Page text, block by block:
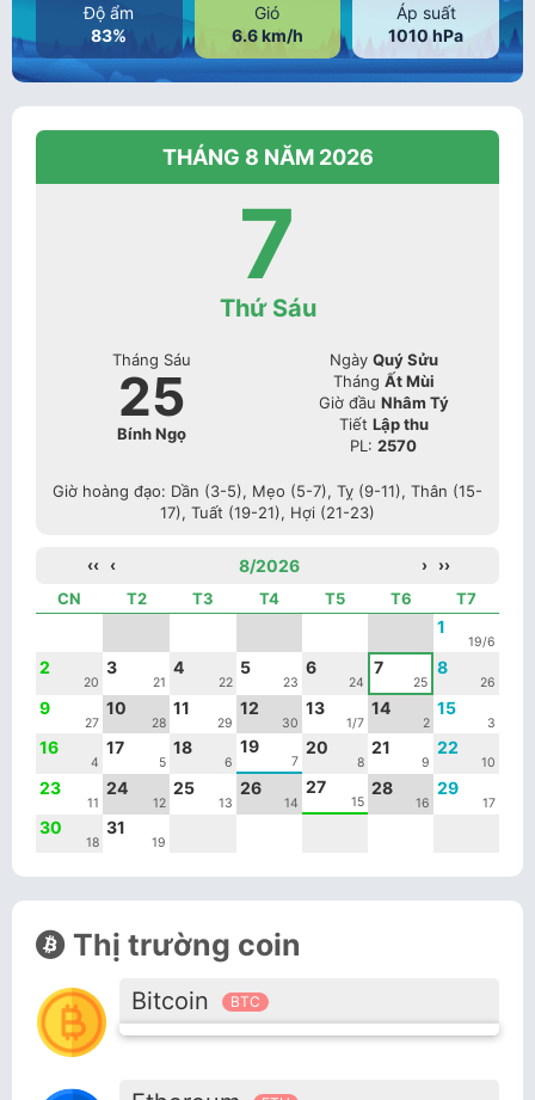
Độ ẩm
83%
Gió
6.6 km/h
Áp suất
1010 hPa
THÁNG 8 NĂM 2026
7
Thứ Sáu
Tháng Sáu
25
Bính Ngọ
Ngày Quý Sửu
Tháng Ất Mùi
Giờ đầu Nhâm Tý
Tiết Lập thu
PL: 2570
Giờ hoàng đạo: Dần (3-5), Mẹo (5-7), Tỵ (9-11), Thân (15-
17), Tuất (19-21), Hợi (21-23)
‹‹ ‹ 8/2026 ›
››
CN
T2 T3 T4 T5 T6 T7
1
19/6
2
20
3
21
4
22
5
23
6
24
7
25
8
26
9
27
10
28
11
29
12
30
13
1/7
14
2
15
3
16
4
17
5
18
6
19
7
20
8
21
9
22
10
23
11
24
12
25
13
26
14
27
15
28
16
29
17
30
18
31
19
Thị trường coin
Bitcoin BTC